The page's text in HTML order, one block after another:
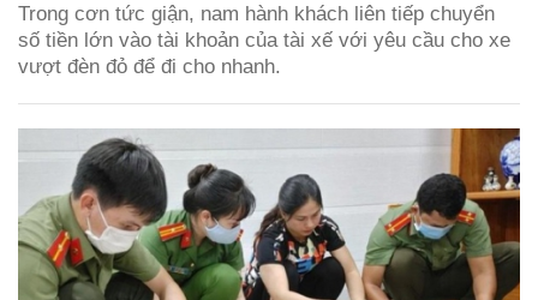
Trong cơn tức giận, nam hành khách liên tiếp chuyển
số tiền lớn vào tài khoản của tài xế với yêu cầu cho xe
vượt đèn đỏ để đi cho nhanh.